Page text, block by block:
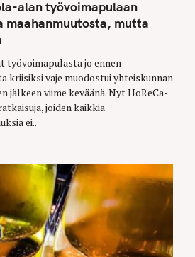
alan työvoimapulaan
maahanmuutosta, mutta
työvoimapulasta jo ennen
kriisiksi vaje muodostui yhteiskunnan
jälkeen viime keväänä. Nyt HoReCa-
joiden kaikkia
ei..